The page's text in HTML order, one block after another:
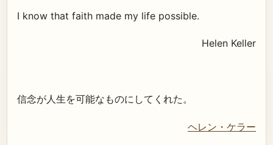
I know that faith made my life possible.
Helen Keller
信念が人生を可能なものにしてくれた。
ヘレン・ケラー